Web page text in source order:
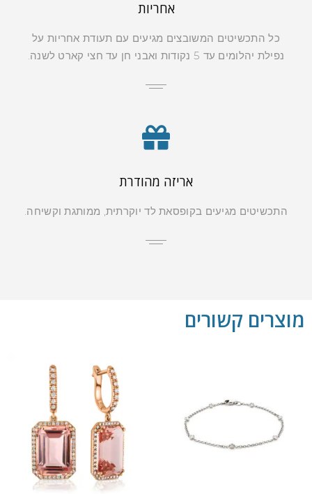
אחריות
כל התכשיטים המשובצים מגיעים עם תעודת אחריות על
נפילת יהלומים עד 5 נקודות ואבני חן עד חצי קארט לשנה.
אריזה מהודרת
התכשיטים מגיעים בקופסאת לד יוקרתית, ממותגת וקשיחה.
מוצרים קשורים